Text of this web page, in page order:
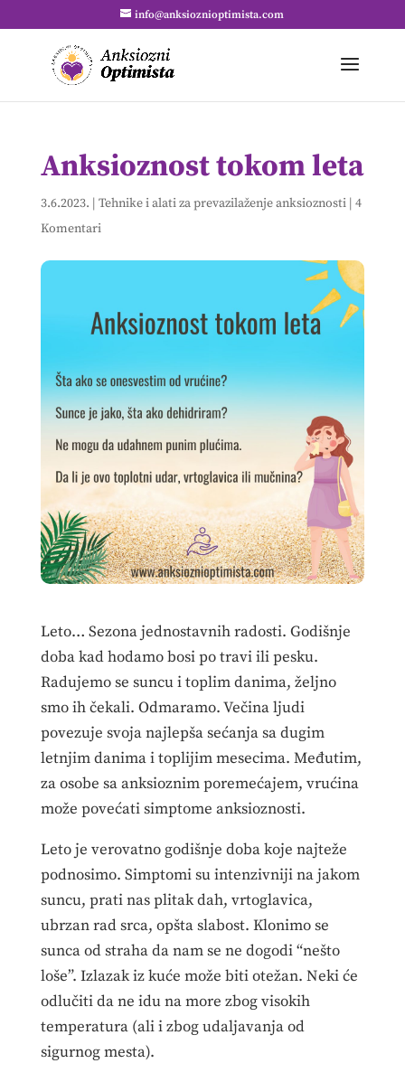
info@anksioznioptimista.com
Anksioznost tokom leta
3.6.2023. | Tehnike i alati za prevazilaženje anksioznosti| 4
Komentari
Leto… Sezona jednostavnih radosti. Godišnje
doba kad hodamo bosi po travi ili pesku.
Radujemo se suncu i toplim danima, željno
smo ih čekali. Odmaramo. Večina ljudi
povezuje svoja najlepša sećanja sa dugim
letnjim danima i toplijim mesecima. Međutim,
za osobe sa anksioznim poremećajem, vrućina
može povećati simptome anksioznosti.
Leto je verovatno godišnje doba koje najteže
podnosimo. Simptomi su intenzivniji na jakom
suncu, prati nas plitak dah, vrtoglavica,
ubrzan rad srca, opšta slabost. Klonimo se
sunca od straha da nam se ne dogodi “nešto
loše”. Izlazak iz kuće može biti otežan. Neki će
odlučiti da ne idu na more zbog visokih
temperatura (ali i zbog udaljavanja od
sigurnog mesta).